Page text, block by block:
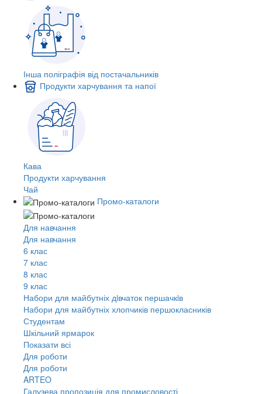
Інша поліграфія від постачальників
Продукти харчування та напої
Кава
Продукти харчування
Чай
Промо-каталоги
Для навчання
Для навчання
6 клас
7 клас
8 клас
9 клас
Набори для майбутніх дiвчаток першачкiв
Набори для майбутніх хлопчиків першокласників
Студентам
Шкільний ярмарок
Показати всі
Для роботи
Для роботи
ARTEO
Галузева пропозиція для промисловості